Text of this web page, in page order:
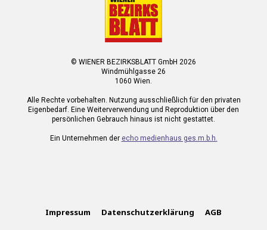
© WIENER BEZIRKSBLATT GmbH 2026
Windmühlgasse 26
1060 Wien.
Alle Rechte vorbehalten. Nutzung ausschließlich für den privaten
Eigenbedarf. Eine Weiterverwendung und Reproduktion über den
persönlichen Gebrauch hinaus ist nicht gestattet.
Ein Unternehmen der echo medienhaus ges.m.b.h.
Impressum Datenschutzerklärung AGB